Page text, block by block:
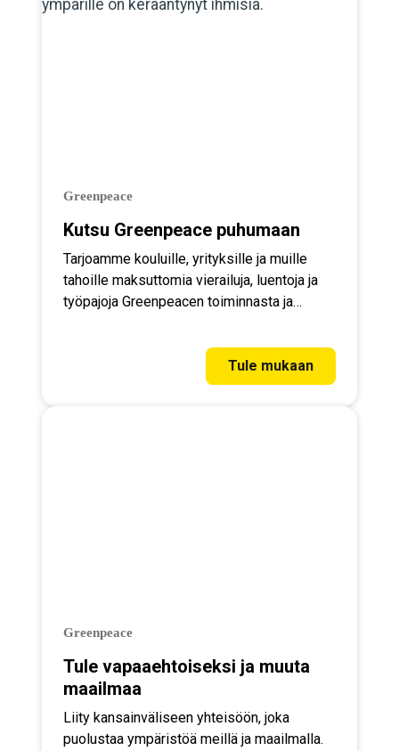
Greenpeace
Kutsu Greenpeace puhumaan
Tarjoamme kouluille, yrityksille ja muille
tahoille maksuttomia vierailuja, luentoja ja
työpajoja Greenpeacen toiminnasta ja
Tule mukaan
Greenpeace
Tule vapaaehtoiseksi ja muuta
maailmaa
Liity kansainväliseen yhteisöön, joka
puolustaa ympäristöä meillä ja maailmalla.